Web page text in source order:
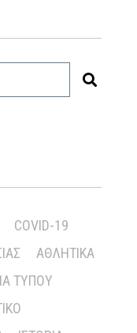
COVID-19
ΑΘΛΗΤΙΚΆ
ΤΎΠΟΥ